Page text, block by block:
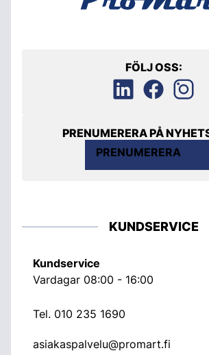
FÖLJ OSS:
PRENUMERERA PÅ
PRENUMERERA
KUNDSERVICE
Kundservice
Vardagar 08:00 - 16:00
Tel. 010 235 1690
asiakaspalvelu@promart.fi